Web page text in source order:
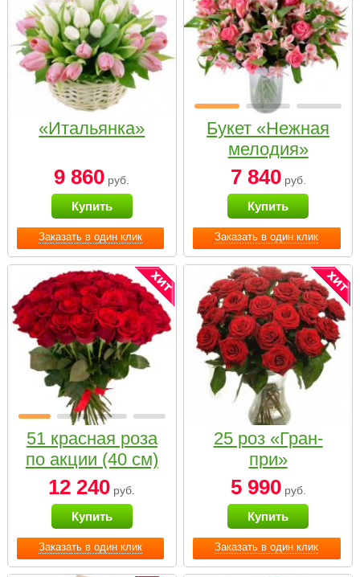
Заказать в один клик
«Итальянка»
9 860 руб.
Купить
Заказать в один клик
Букет «Нежная
мелодия»
7 840руб.
Купить
Заказать в один клик
51 красная роза
по акции (40 см)
12 240 руб.
Купить
Заказать в один клик
25 роз «Гран-
при»
5 990руб.
Купить